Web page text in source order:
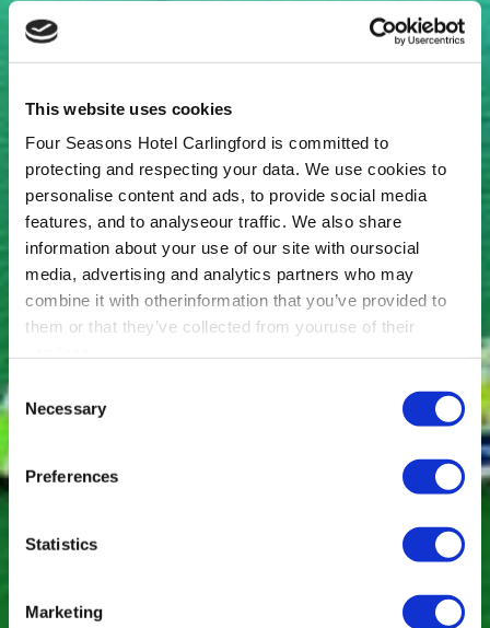
This website uses cookies
Four Seasons Hotel Carlingford is committed to
protecting and respecting your data. We use cookies to
personalise content and ads, to provide social media
features, and to analyseour traffic. We also share
information about your use of our site with oursocial
media, advertising and analytics partners who may
combine it with otherinformation that you’ve provided to
them or that they’ve collected from youruse of their
Consent
Selection
Necessary
Preferences
Statistics
Marketing